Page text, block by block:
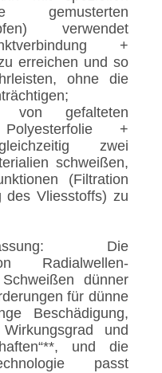
gemusterten
verwendet
+
erreichen und so
ohne die
von gefalteten
+
zwei
schweißen,
(Filtration
des Vliesstoffs) zu
Die
Radialwellen-
dünner
für dünne
Beschädigung,
und
und die
passt